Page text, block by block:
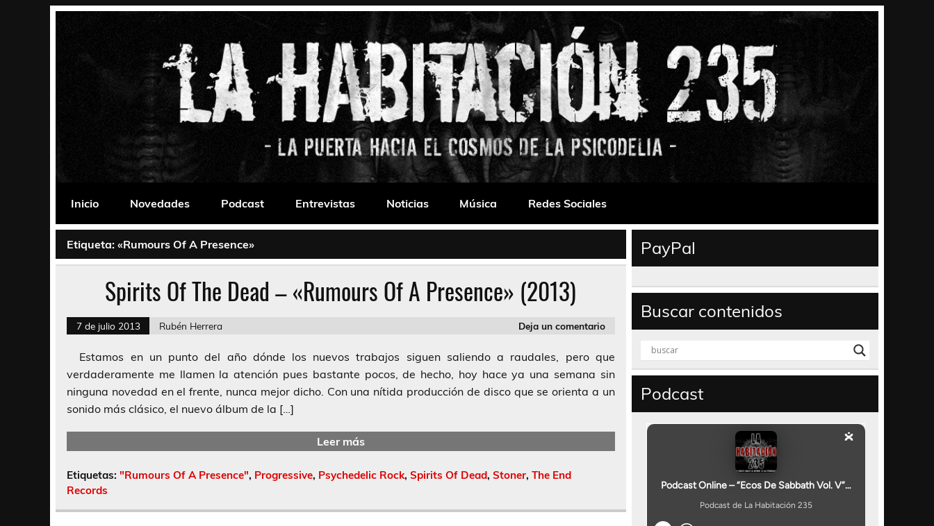
La Habitación 235
Inicio
Novedades Podcast Entrevistas Noticias Música Redes Sociales
Etiqueta: «Rumours Of A Presence»
Spirits Of The Dead – «Rumours Of A Presence» (2013)
7 de julio 2013 Rubén Herrera Deja un comentario
Estamos en un punto del año dónde los nuevos trabajos siguen saliendo a raudales, pero que
verdaderamente me llamen la atención pues bastante pocos, de hecho, hoy hace ya una semana sin
ninguna novedad en el frente, nunca mejor dicho. Con una nítida producción de disco que se orienta a un
sonido más clásico, el nuevo álbum de la […]
Leer más
Etiquetas: "Rumours Of A Presence", Progressive, Psychedelic Rock, Spirits Of Dead, Stoner, The End
Records
PayPal
Buscar contenidos
Podcast